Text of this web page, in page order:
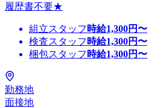
履歴書不要★
組立スタッフ 時給1,300円〜
検査スタッフ 時給1,300円〜
梱包スタッフ 時給1,300円〜
勤務地
面接地